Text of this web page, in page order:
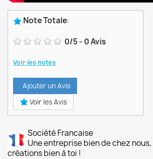
Note Totale:
0/5- 0Avis
Voir les notes
Ajouter un Avis
Voir les Avis
Société Francaise
Une entreprise bien de chez
créations bien à toi !